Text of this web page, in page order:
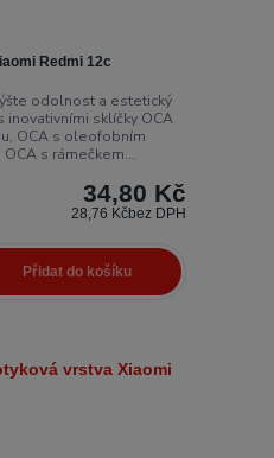
Redmi 12c
odolnost a estetický
sklíčky OCA
OCA s oleofobním
s rámečkem...
34,80 Kč
28,76 Kčbez DPH
Přidat do košíku